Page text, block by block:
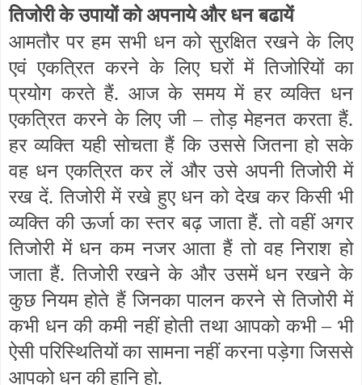
तिजोरी के उपायों को अपनाये और धन बढायें
आमतौर पर हम सभी धन को सुरक्षित रखने के लिए
एवं एकत्रित करने के लिए घरों में तिजोरियों का
प्रयोग करते हैं. आज के समय में हर व्यक्ति धन
एकत्रित करने के लिए जी – तोड़ मेहनत करता हैं.
हर व्यक्ति यही सोचता हैं कि उससे जितना हो सके
वह धन एकत्रित कर लें और उसे अपनी तिजोरी में
रख दें. तिजोरी में रखे हुए धन को देख कर किसी भी
व्यक्ति की ऊर्जा का स्तर बढ़ जाता हैं. तो वहीं अगर
तिजोरी में धन कम नजर आता हैं तो वह निराश हो
जाता हैं. तिजोरी रखने के और उसमें धन रखने के
कुछ नियम होते हैं जिनका पालन करने से तिजोरी में
कभी धन की कमी नहीं होती तथा आपको कभी – भी
ऐसी परिस्थितियों का सामना नहीं करना पड़ेगा जिससे
आपको धन की हानि हो.